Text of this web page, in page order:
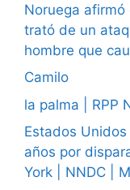
Noruega
trató de un
hombre que
Camilo
la palma | RPP
Estados
años por
York | NNDC |